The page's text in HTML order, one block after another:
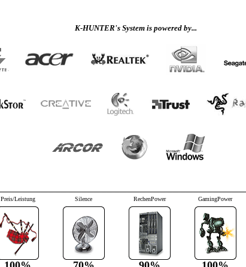
K-HUNTER's System is powered by...
Preis/Leistung Silence RechenPower GamingPower